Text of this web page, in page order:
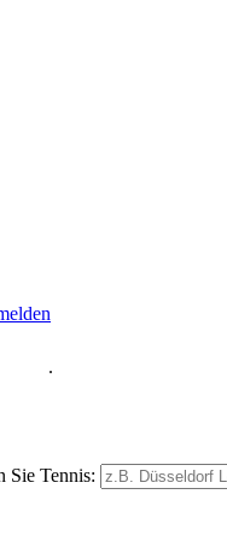
.
Sie Tennis: